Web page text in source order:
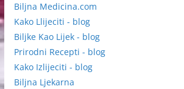
Biljna Medicina.com
Kako Llijeciti - blog
Biljke Kao Lijek - blog
Prirodni Recepti - blog
Kako Izlijeciti - blog
Biljna Ljekarna